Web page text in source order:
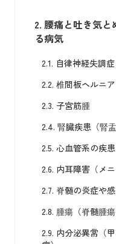
2. 腰痛と吐き気と
る病気
2.1. 自律神経失調症
2.2. 椎間板ヘルニア
2.3. 子宮筋腫
2.4. 腎臓疾患（腎
2.5. 心血管系の疾
2.6. 内耳障害（メ
2.7. 脊髄の炎症や
2.8. 腫瘍（脊髄腫瘍
2.9. 内分泌異常（